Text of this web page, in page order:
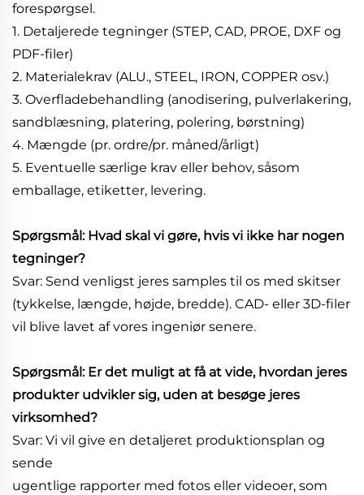
forespørgsel.
1. Detaljerede tegninger (STEP, CAD, PROE, DXF og
PDF-filer)
2. Materialekrav (ALU., STEEL, IRON, COPPER osv.)
3. Overfladebehandling (anodisering, pulverlakering,
sandblæsning, platering, polering, børstning)
4. Mængde (pr. ordre/pr. måned/årligt)
5. Eventuelle særlige krav eller behov, såsom
emballage, etiketter, levering.
Spørgsmål: Hvad skal vi gøre, hvis vi ikke har nogen
tegninger?
Svar: Send venligst jeres samples til os med skitser
(tykkelse, længde, højde, bredde). CAD- eller 3D-filer
vil blive lavet af vores ingeniør senere.
Spørgsmål: Er det muligt at få at vide, hvordan jeres
produkter udvikler sig, uden at besøge jeres
virksomhed?
Svar: Vi vil give en detaljeret produktionsplan og
sende
ugentlige rapporter med fotos eller videoer, som